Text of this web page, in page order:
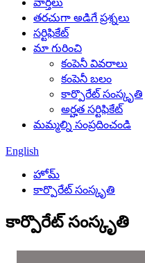
వార్తలు
తరచుగా అడిగే ప్రశ్నలు
సర్టిఫికేట్
మా గురించి
కంపెనీ వివరాలు
కంపెనీ బలం
కార్పొరేట్ సంస్కృతి
అర్హత సర్టిఫికేట్
మమ్మల్ని సంప్రదించండి
English
హోమ్
కార్పొరేట్ సంస్కృతి
కార్పొరేట్ సంస్కృతి